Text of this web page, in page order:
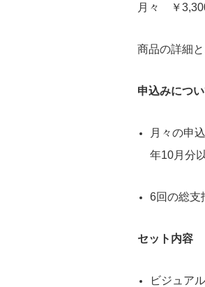
月々 ￥
商品の詳細
申込みにつ
月々の申
年10月分
6回の総支
セット内容
ビジュア